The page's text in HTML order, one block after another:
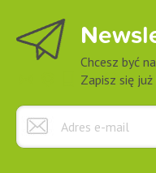
Chcesz być
Zapisz się już